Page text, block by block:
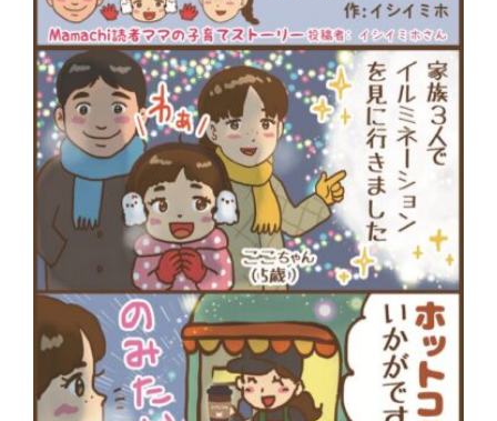
船橋・前原に一時預かり保育施設
「prayers（プレイヤーズ）」オープ
ン♪ママ・パパの心にゆとりを届ける
新スポット
ららぽーとTOKYO-BAY 北館リニュー
アル ますます子連れにやさしい場所
に
災害時に“わが子を守る準備”を。海神
町南のLintos café×glico赤ちゃん向け
防災セミナー開催
【船橋の注目ママ】競技歴わずか1年
で優勝を果たしたママリフター きっ
かけは産後ダイエット
女性の自由な働き方を求めて…「子育
てと仕事の両立」の実現を目指す米粉
ワッフルクレープ「+naturi」（プラス
ナチュリ）